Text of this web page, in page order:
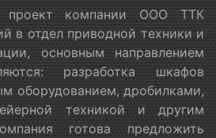
компании ООО ТТК
в отдел приводной техники и
основным направлением
разработка шкафов
оборудованием, дробилками,
техникой и другим
готова предложить